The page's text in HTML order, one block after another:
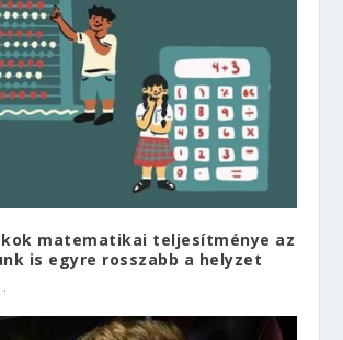
matematikai teljesítménye az
is egyre rosszabb a helyzet